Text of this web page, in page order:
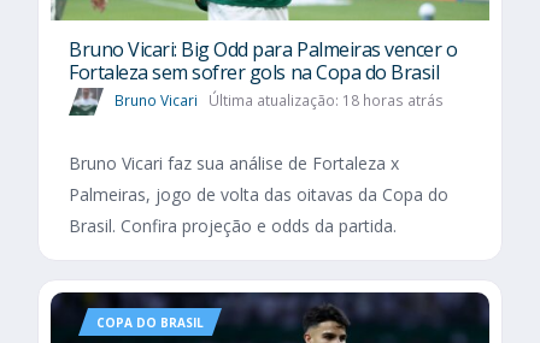
Bruno Vicari: Big Odd para Palmeiras vencer o
Fortaleza sem sofrer gols na Copa do Brasil
Bruno Vicari Última atualização: 18 horas atrás
Bruno Vicari faz sua análise de Fortaleza x
Palmeiras, jogo de volta das oitavas da Copa do
Brasil. Confira projeção e odds da partida.
COPA DO BRASIL